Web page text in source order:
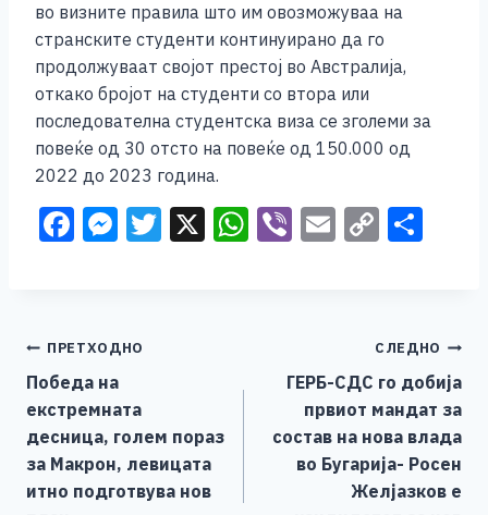
во визните правила што им овозможуваа на
странските студенти континуирано да го
продолжуваат својот престој во Австралија,
откако бројот на студенти со втора или
последователна студентска виза се зголеми за
повеќе од 30 отсто на повеќе од 150.000 од
2022 до 2023 година.
F
b
o
o
k
M
n
g
er
T X W Vi E C
Li
n
k
Навигација
на
напис
ПРЕТХОДНО
Победа на
екстремната
десница, голем пораз
за Макрон, левицата
итно подготвува нов
СЛЕДНО
ГЕРБ-СДС го добија
првиот мандат за
состав на нова влада
во Бугарија- Росен
Желјазков е